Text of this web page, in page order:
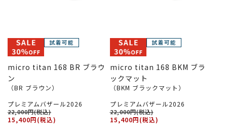
micro titan 168 BR ブラウ
ン
（BR ブラウン）
プレミアムバザール2026
22,000円(税込)
15,400円(税込)
micro titan 168 BKM ブラ
ックマット
（BKM ブラックマット）
プレミアムバザール2026
22,000円(税込)
15,400円(税込)